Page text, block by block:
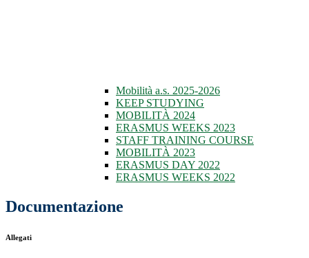
Mobilità a.s. 2025-2026
KEEP STUDYING
MOBILITÀ 2024
ERASMUS WEEKS 2023
STAFF TRAINING COURSE
MOBILITÀ 2023
ERASMUS DAY 2022
ERASMUS WEEKS 2022
Documentazione
Allegati